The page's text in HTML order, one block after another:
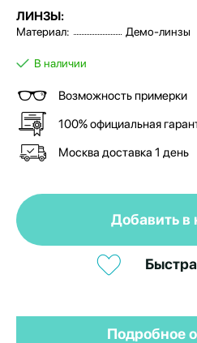
ЛИНЗЫ:
Материал: Демо-линзы
В наличии
Возможность примерки
100% официальная
Москва доставка 1 день
Добавить в
Подробное